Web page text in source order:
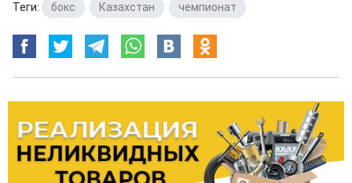
Теги: бокс Казахстан чемпионат